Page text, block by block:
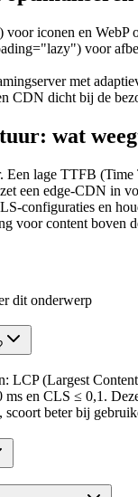
iconen en WebP
voor
met
CDN dicht bij de
wat
lage TTFB
een edge‑CDN in
en
voor content
dit onderwerp
LCP (Largest
en CLS ≤ 0,1.
beter bij